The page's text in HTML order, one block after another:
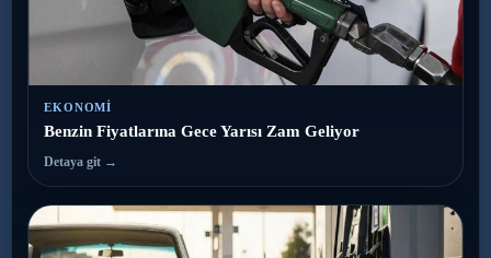
EKONOMI
Benzin Fiyatlarına Gece Yarısı Zam Geliyor
Detaya git →